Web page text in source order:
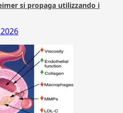
si propaga utilizzando i